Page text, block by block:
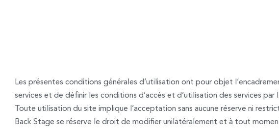
Les présentes conditions générales d’utilisation ont pour objet
services et de définir les conditions d’accès et d’utilisation des services par
Toute utilisation du site implique l’acceptation sans aucune réserve ni
Back Stage se réserve le droit de modifier unilatéralement et à tout